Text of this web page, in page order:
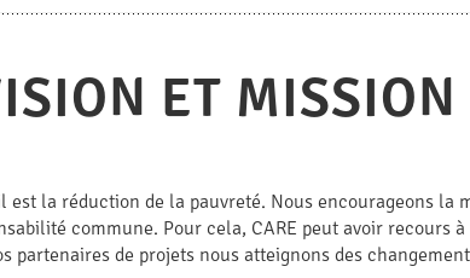
ET MISSION
la réduction de la pauvreté. Nous encourageons la
commune. Pour cela, CARE peut avoir recours à
partenaires de projets nous atteignons des